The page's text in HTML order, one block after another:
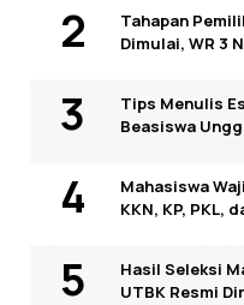
Tahapan
Dimulai, WR 3
Tips Menulis
Beasiswa
Mahasiswa
KKN, KP, PKL,
Hasil Seleksi
UTBK Resmi